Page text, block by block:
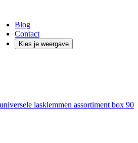
Blog
Contact
Kies je weergave
lasklemmen assortiment box 90